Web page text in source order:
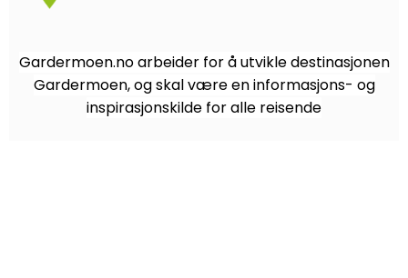
Gardermoen.no arbeider for å utvikle destinasjonen
Gardermoen, og skal være en informasjons- og
inspirasjonskilde for alle reisende